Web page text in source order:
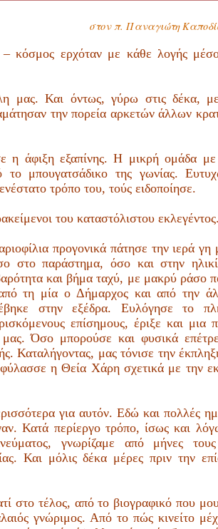
στον π. Παναγιώτη
– κόσμος ερχόταν με κάθε λογής
μας. Και όντως, γύρω στις δέκα,
την πορεία αρκετών άλλων
η άφιξη εξαπίνης. Η μικρή ομάδα με
το μπουγατσάδικο της γωνίας.
τρόπο του, τούς ειδοποίησε.
του καταστόλιστου εκλεγέντος.
προγονικά πάτησε την ιερά γη
στο παράστημα, όσο και στην
και βήμα ταχύ, με μακρύ ράσο
τη μία ο Δήμαρχος και από την
στην εξέδρα. Ευλόγησε το
επίσημους, έριξε και μια
Όσο μπορούσε και φυσικά
Καταλήγοντας, μας τόνισε την
η Θεία Χάρη σχετικά με την
για αυτόν. Εδώ και πολλές
Κατά περίεργο τρόπο, ίσως και
γνωρίζαμε από μήνες
Και μόλις δέκα μέρες πριν την
στο τέλος, από το βιογραφικό που
γνώριμος. Από το πώς κινείτο